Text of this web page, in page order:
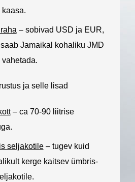
kaasa.
– sobivad USD ja EUR,
Jamaikal kohaliku JMD
vahetada.
ja selle lisad
– ca 70-90 liitrise
seljakotile– tugev kuid
kerge kaitsev ümbris-